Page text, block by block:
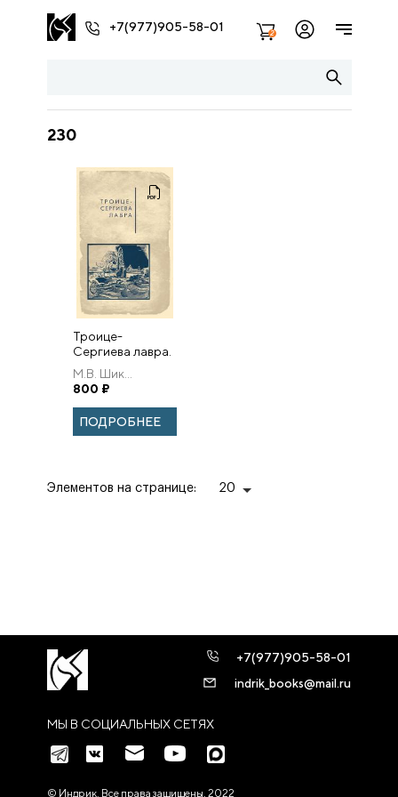
+7(977)905-58-01 2
230
Троице-
Сергиева лавра.
М.В. Шик...
800 ₽
ПОДРОБНЕЕ
Элементов на странице: 20
МЫ В СОЦИАЛЬНЫХ СЕТЯХ
+7(977)905-58-01
indrik_books@mail.ru
© Индрик. Все права защищены, 2022